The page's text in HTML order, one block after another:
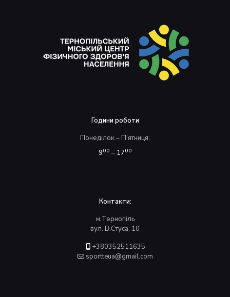
Години роботи
Понеділок – П'ятниця:
900 – 1700
Контакти:
м.Тернопіль
вул. В.Стуса, 10
+380352511635
sportteua@gmail.com